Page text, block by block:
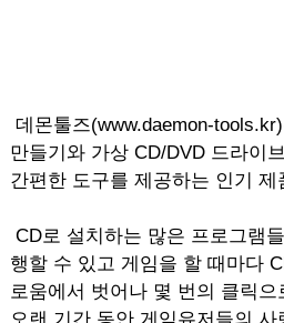
데몬툴즈(www.daemon-
만들기와 가상 CD/DVD 드라이
간편한 도구를 제공하는 인기 제
CD로 설치하는 많은 프로그램
행할 수 있고 게임을 할 때마다
로움에서 벗어나 몇 번의 클릭으